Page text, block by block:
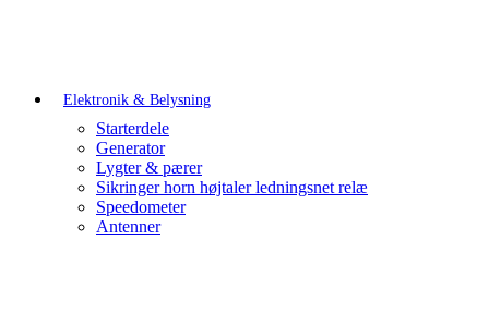
Elektronik & Belysning
Starterdele
Generator
Lygter & pærer
Sikringer horn højtaler ledningsnet relæ
Speedometer
Antenner